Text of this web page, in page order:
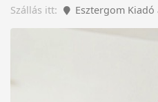
Szállás itt: Esztergom